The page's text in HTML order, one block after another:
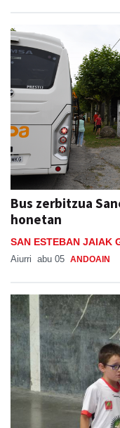
Bus zerbitzua
honetan
SAN ESTEBAN JAIAK
Aiurri abu 05 ANDOAIN